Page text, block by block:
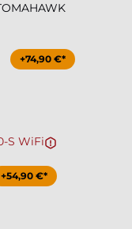
+74,90 €*
S WiFi
+54,90 €*